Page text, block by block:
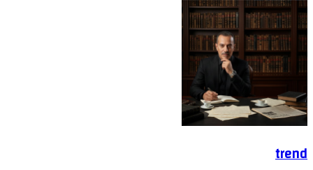
trend